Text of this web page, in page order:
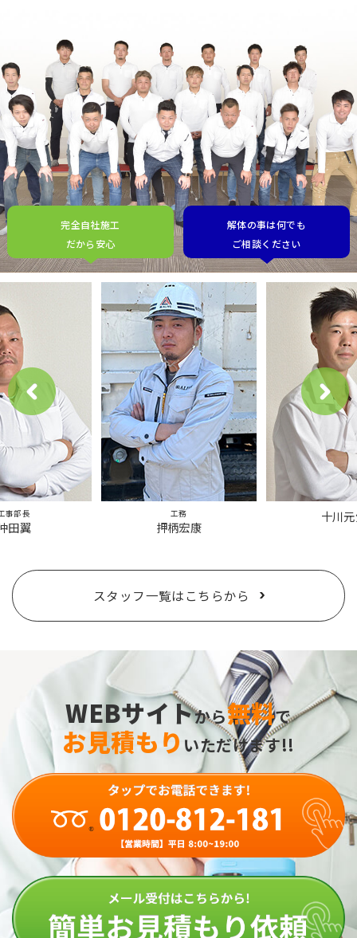
完全自社施工
だから安心
解体の事は何でも
ご相談ください
事部長
田翼
工務
押柄宏康
十川
スタッフ一覧はこちらから
WEBサイトから無料で
お見積もり いただけます!!